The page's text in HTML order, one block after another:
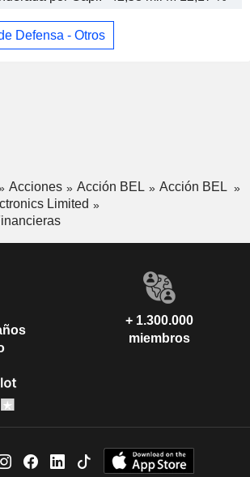
Defensa - Otros
Acciones Acción BEL
Acción BEL
Limited
+ 1.300.000
miembros